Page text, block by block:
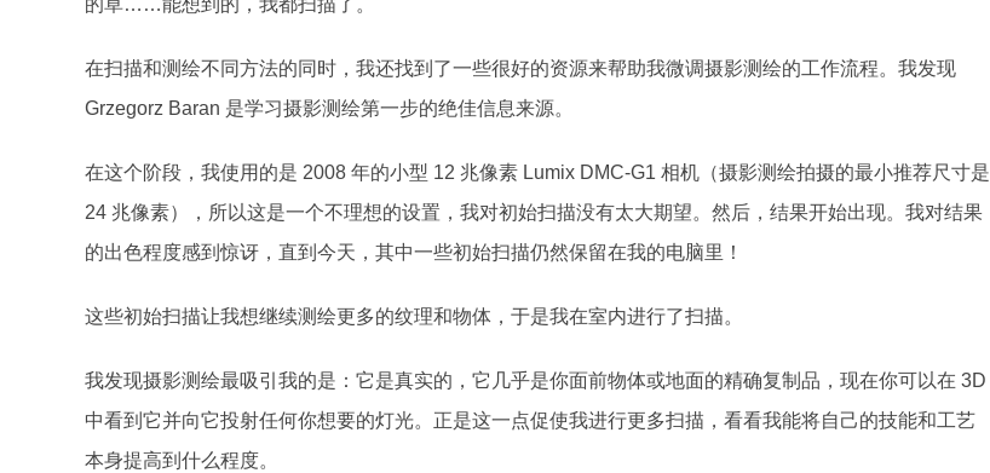
的草……能想到的，我都扫描了。
在扫描和测绘不同方法的同时，我还找到了一些很好的资源来帮助我微调摄影测绘的工作流程。我发现
Grzegorz Baran 是学习摄影测绘第一步的绝佳信息来源。
在这个阶段，我使用的是 2008 年的小型 12 兆像素 Lumix DMC-G1 相机（摄影测绘拍摄的最小推荐尺寸是
24 兆像素），所以这是一个不理想的设置，我对初始扫描没有太大期望。然后，结果开始出现。我对结果
的出色程度感到惊讶，直到今天，其中一些初始扫描仍然保留在我的电脑里！
这些初始扫描让我想继续测绘更多的纹理和物体，于是我在室内进行了扫描。
我发现摄影测绘最吸引我的是：它是真实的，它几乎是你面前物体或地面的精确复制品，现在你可以在 3D
中看到它并向它投射任何你想要的灯光。正是这一点促使我进行更多扫描，看看我能将自己的技能和工艺
本身提高到什么程度。